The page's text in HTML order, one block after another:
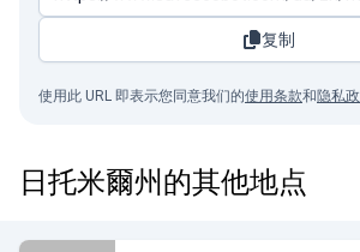
复制
使用此 URL 即表示您同意我们的使用条款和隐私
日托米爾州的其他地点